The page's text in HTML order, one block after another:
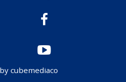
cubemediaco